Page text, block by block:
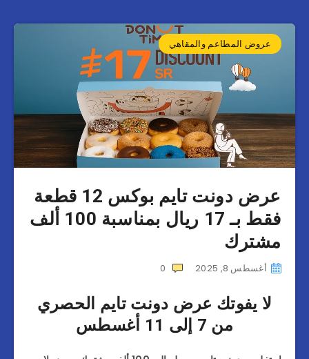
عروض المطاعم والمقاهي
عرض دونت تايم بوكس 12 قطعة
فقط بـ 17 ريال بمناسبة 100 ألف
مشترك
أغسطس 8, 2025 0
لا يفوتك عرض دونت تايم الحصري
من 7 إلى 11 أغسطس